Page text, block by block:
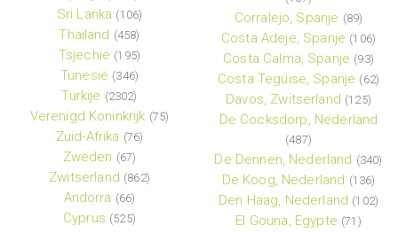
Sri Lanka (106)
Thailand (458)
Tsjechië (195)
Tunesië (346)
Turkije (2302)
Verenigd Koninkrijk (75)
Zuid-Afrika (76)
Zweden (67)
Zwitserland (862)
Andorra (66)
Cyprus (525)
Corralejo, Spanje (89)
Costa Adeje, Spanje (106)
Costa Calma, Spanje (93)
Costa Teguise, Spanje (62)
Davos, Zwitserland (125)
De Cocksdorp, Nederland
(487)
De Dennen, Nederland (340)
De Koog, Nederland (136)
Den Haag, Nederland (102)
El Gouna, Egypte (71)